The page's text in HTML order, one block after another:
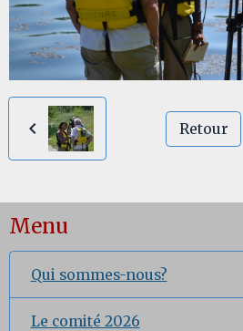
Retour
Menu
Qui sommes-nous?
Le comité 2026